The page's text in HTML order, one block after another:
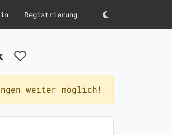
Registrierung Darkmode
weiter möglich!